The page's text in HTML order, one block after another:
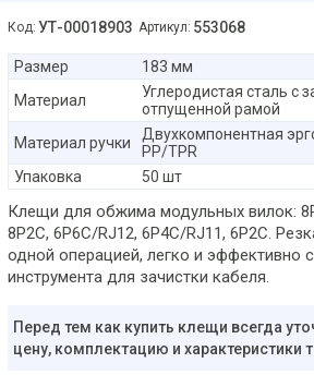
Код: УТ-00018903 Артикул: 553068
Размер
183 мм
Материал
Углеродистая сталь с
отпущенной рамой
Материал ручки
Двухкомпонентная
PP/TPR
Упаковка
50 шт
Клещи для обжима модульных вилок:
8P2C, 6P6C/RJ12, 6P4C/RJ11, 6P2C.
одной операцией, легко и эффективно
инструмента для зачистки кабеля.
Перед тем как купить клещи всегда
цену, комплектацию и характеристики